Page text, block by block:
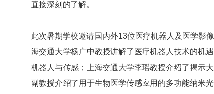
直接深刻的了解。
此次暑期学校邀请国内外13位医疗机器人及医学影
海交通大学杨广中教授讲解了医疗机器人技术的机
机器人与传感；上海交通大学李瑶教授介绍了揭示
副教授介绍了用于生物医学传感应用的多功能纳米